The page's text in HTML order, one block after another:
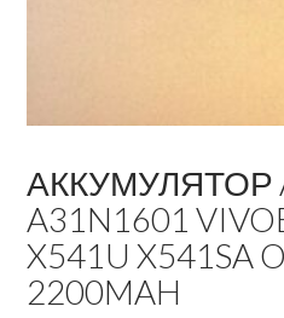
АККУМУЛЯТОР
A31N1601
X541U X541SA
2200MAH